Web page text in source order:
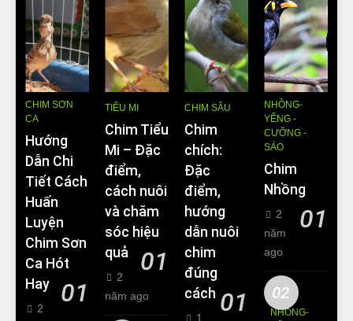
CHIM SƠN
CA
Hướng
Dẫn Chi
Tiết Cách
Huấn
Luyện
Chim Sơn
Ca Hót
Hay
01
2
TIỂU MI
Chim Tiểu
Mi – Đặc
điểm,
cách nuôi
và chăm
sóc hiệu
quả
01
2
năm ago
CHIM SÂU
Chim
chích:
Đặc
điểm,
hướng
dẫn nuôi
chim
đúng
cách 01
1
NHỒNG-
YỂNG -
CƯỠNG -
SÁO
Chim
Nhồng
01
2
năm
ago
02
NHỒNG-